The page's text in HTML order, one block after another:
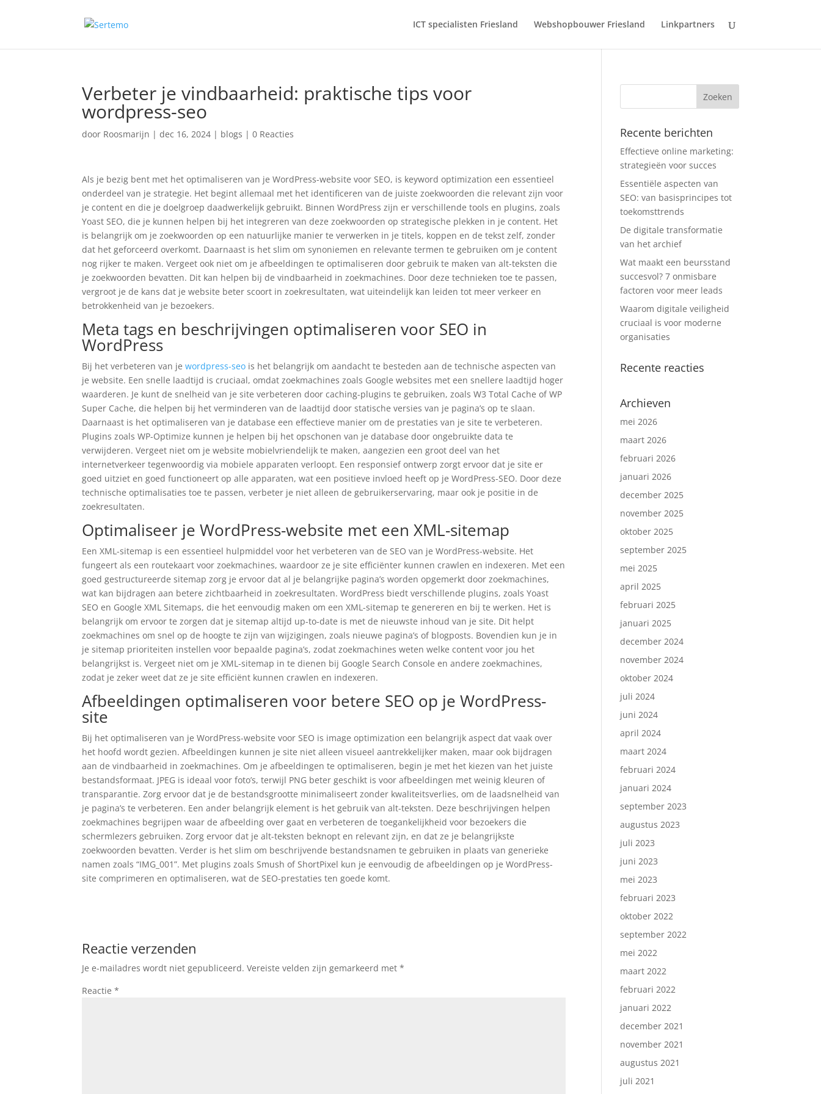
ICT specialisten Friesland Webshopbouwer Friesland Linkpartners
Verbeter je vindbaarheid: praktische tips voor
wordpress-seo
door Roosmarijn |dec 16, 2024 | blogs |0 Reacties
Als je bezig bent met het optimaliseren van je WordPress-website voor SEO, is keyword optimization een essentieel
onderdeel van je strategie. Het begint allemaal met het identificeren van de juiste zoekwoorden die relevant zijn voor
je content en die je doelgroep daadwerkelijk gebruikt. Binnen WordPress zijn er verschillende tools en plugins, zoals
Yoast SEO, die je kunnen helpen bij het integreren van deze zoekwoorden op strategische plekken in je content. Het
is belangrijk om je zoekwoorden op een natuurlijke manier te verwerken in je titels, koppen en de tekst zelf, zonder
dat het geforceerd overkomt. Daarnaast is het slim om synoniemen en relevante termen te gebruiken om je content
nog rijker te maken. Vergeet ook niet om je afbeeldingen te optimaliseren door gebruik te maken van alt-teksten die
je zoekwoorden bevatten. Dit kan helpen bij de vindbaarheid in zoekmachines. Door deze technieken toe te passen,
vergroot je de kans dat je website beter scoort in zoekresultaten, wat uiteindelijk kan leiden tot meer verkeer en
betrokkenheid van je bezoekers.
Meta tags en beschrijvingen optimaliseren voor SEO in
WordPress
Bij het verbeteren van jewordpress-seo is het belangrijk om aandacht te besteden aan de technische aspecten van
je website. Een snelle laadtijd is cruciaal, omdat zoekmachines zoals Google websites met een snellere laadtijd hoger
waarderen. Je kunt de snelheid van je site verbeteren door caching-plugins te gebruiken, zoals W3 Total Cache of WP
Super Cache, die helpen bij het verminderen van de laadtijd door statische versies van je pagina’s op te slaan.
Daarnaast is het optimaliseren van je database een effectieve manier om de prestaties van je site te verbeteren.
Plugins zoals WP-Optimize kunnen je helpen bij het opschonen van je database door ongebruikte data te
verwijderen. Vergeet niet om je website mobielvriendelijk te maken, aangezien een groot deel van het
internetverkeer tegenwoordig via mobiele apparaten verloopt. Een responsief ontwerp zorgt ervoor dat je site er
goed uitziet en goed functioneert op alle apparaten, wat een positieve invloed heeft op je WordPress-SEO. Door deze
technische optimalisaties toe te passen, verbeter je niet alleen de gebruikerservaring, maar ook je positie in de
zoekresultaten.
Optimaliseer je WordPress-website met een XML-sitemap
Een XML-sitemap is een essentieel hulpmiddel voor het verbeteren van de SEO van je WordPress-website. Het
fungeert als een routekaart voor zoekmachines, waardoor ze je site efficiënter kunnen crawlen en indexeren. Met een
goed gestructureerde sitemap zorg je ervoor dat al je belangrijke pagina’s worden opgemerkt door zoekmachines,
wat kan bijdragen aan betere zichtbaarheid in zoekresultaten. WordPress biedt verschillende plugins, zoals Yoast
SEO en Google XML Sitemaps, die het eenvoudig maken om een XML-sitemap te genereren en bij te werken. Het is
belangrijk om ervoor te zorgen dat je sitemap altijd up-to-date is met de nieuwste inhoud van je site. Dit helpt
zoekmachines om snel op de hoogte te zijn van wijzigingen, zoals nieuwe pagina’s of blogposts. Bovendien kun je in
je sitemap prioriteiten instellen voor bepaalde pagina’s, zodat zoekmachines weten welke content voor jou het
belangrijkst is. Vergeet niet om je XML-sitemap in te dienen bij Google Search Console en andere zoekmachines,
zodat je zeker weet dat ze je site efficiënt kunnen crawlen en indexeren.
Afbeeldingen optimaliseren voor betere SEO op je WordPress-
site
Bij het optimaliseren van je WordPress-website voor SEO is image optimization een belangrijk aspect dat vaak over
het hoofd wordt gezien. Afbeeldingen kunnen je site niet alleen visueel aantrekkelijker maken, maar ook bijdragen
aan de vindbaarheid in zoekmachines. Om je afbeeldingen te optimaliseren, begin je met het kiezen van het juiste
bestandsformaat. JPEG is ideaal voor foto’s, terwijl PNG beter geschikt is voor afbeeldingen met weinig kleuren of
transparantie. Zorg ervoor dat je de bestandsgrootte minimaliseert zonder kwaliteitsverlies, om de laadsnelheid van
je pagina’s te verbeteren. Een ander belangrijk element is het gebruik van alt-teksten. Deze beschrijvingen helpen
zoekmachines begrijpen waar de afbeelding over gaat en verbeteren de toegankelijkheid voor bezoekers die
schermlezers gebruiken. Zorg ervoor dat je alt-teksten beknopt en relevant zijn, en dat ze je belangrijkste
zoekwoorden bevatten. Verder is het slim om beschrijvende bestandsnamen te gebruiken in plaats van generieke
namen zoals “IMG_001”. Met plugins zoals Smush of ShortPixel kun je eenvoudig de afbeeldingen op je WordPress-
site comprimeren en optimaliseren, wat de SEO-prestaties ten goede komt.
Reactie verzenden
Je e-mailadres wordt niet gepubliceerd. Vereiste velden zijn gemarkeerd met*
Reactie*
Recente berichten
Effectieve online marketing:
strategieën voor succes
Essentiële aspecten van
SEO: van basisprincipes tot
toekomsttrends
De digitale transformatie
van het archief
Wat maakt een beursstand
succesvol? 7 onmisbare
factoren voor meer leads
Waarom digitale veiligheid
cruciaal is voor moderne
organisaties
Recente reacties
Archieven
mei 2026
maart 2026
februari 2026
januari 2026
december 2025
november 2025
oktober 2025
september 2025
mei 2025
april 2025
februari 2025
januari 2025
december 2024
november 2024
oktober 2024
juli 2024
juni 2024
april 2024
maart 2024
februari 2024
januari 2024
september 2023
augustus 2023
juli 2023
juni 2023
mei 2023
februari 2023
oktober 2022
september 2022
mei 2022
maart 2022
februari 2022
januari 2022
december 2021
november 2021
augustus 2021
juli 2021